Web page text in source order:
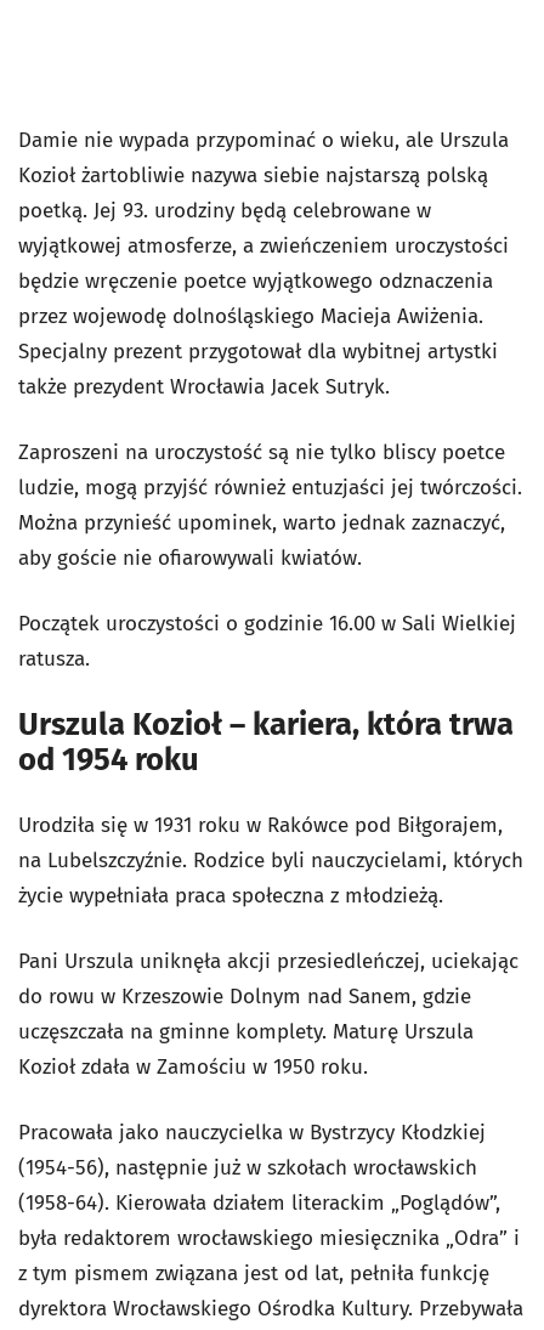
Damie nie wypada przypominać o wieku, ale Urszula
Kozioł żartobliwie nazywa siebie najstarszą polską
poetką. Jej 93. urodziny będą celebrowane w
wyjątkowej atmosferze, a zwieńczeniem uroczystości
będzie wręczenie poetce wyjątkowego odznaczenia
przez wojewodę dolnośląskiego Macieja Awiżenia.
Specjalny prezent przygotował dla wybitnej artystki
także prezydent Wrocławia Jacek Sutryk.
Zaproszeni na uroczystość są nie tylko bliscy poetce
ludzie, mogą przyjść również entuzjaści jej twórczości.
Można przynieść upominek, warto jednak zaznaczyć,
aby goście nie ofiarowywali kwiatów.
Początek uroczystości o godzinie 16.00 w Sali Wielkiej
ratusza.
Urszula Kozioł – kariera, która trwa
od 1954 roku
Urodziła się w 1931 roku w Rakówce pod Biłgorajem,
na Lubelszczyźnie. Rodzice byli nauczycielami, których
życie wypełniała praca społeczna z młodzieżą.
Pani Urszula uniknęła akcji przesiedleńczej, uciekając
do rowu w Krzeszowie Dolnym nad Sanem, gdzie
uczęszczała na gminne komplety. Maturę Urszula
Kozioł zdała w Zamościu w 1950 roku.
Pracowała jako nauczycielka w Bystrzycy Kłodzkiej
(1954-56), następnie już w szkołach wrocławskich
(1958-64). Kierowała działem literackim „Poglądów”,
była redaktorem wrocławskiego miesięcznika „Odra” i
z tym pismem związana jest od lat, pełniła funkcję
dyrektora Wrocławskiego Ośrodka Kultury. Przebywała